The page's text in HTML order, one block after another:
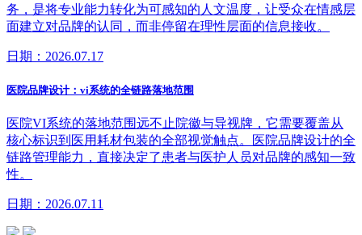
务，是将专业能力转化为可感知的人文温度，让受众在情感层
面建立对品牌的认同，而非停留在理性层面的信息接收。
日期：2026.07.17
医院品牌设计：vi系统的全链路落地范围
医院VI系统的落地范围远不止院徽与导视牌，它需要覆盖从
核心标识到医用耗材包装的全部视觉触点。医院品牌设计的全
链路管理能力，直接决定了患者与医护人员对品牌的感知一致
性。
日期：2026.07.11